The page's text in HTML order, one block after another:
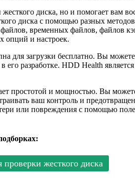
диска, но и помогает вам
диска с помощью разных
временных файлов, файлов
опций и настроек.
для загрузки бесплатно. Вы
разработке. HDD Health
простотой и мощностью. Вы
ваш контроль и
или повреждения с помощью
жесткого диска